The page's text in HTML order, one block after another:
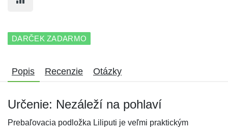
DARČEK ZADARMO
Popis Recenzie Otázky
Určenie: Nezáleží na pohlaví
Prebaľovacia podložka Liliputi je veľmi praktickým